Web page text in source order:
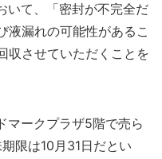
いて、「密封が不完全だ
液漏れの可能性があるこ
収させていただくことを
マークプラザ5階で売ら
限は10月31日だとい